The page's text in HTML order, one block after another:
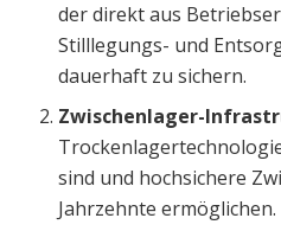
der direkt aus
Stilllegungs- und
dauerhaft zu sichern.
Zwischenlager-
sind und hochsichere
Jahrzehnte ermöglichen.